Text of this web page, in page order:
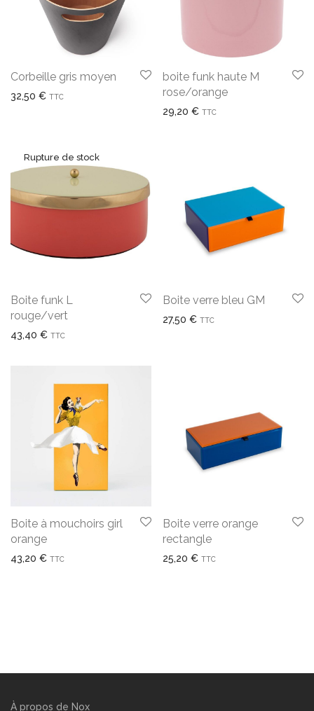
Corbeille gris moyen
32,50 € TTC
boite funk haute M
rose/orange
29,20 € TTC
Boite funk L
rouge/vert
43,40 € TTC
Boite verre bleu GM
27,50 € TTC
Boite à mouchoirs girl
orange
43,20 € TTC
Boite verre orange
rectangle
25,20 € TTC
À propos de Nox